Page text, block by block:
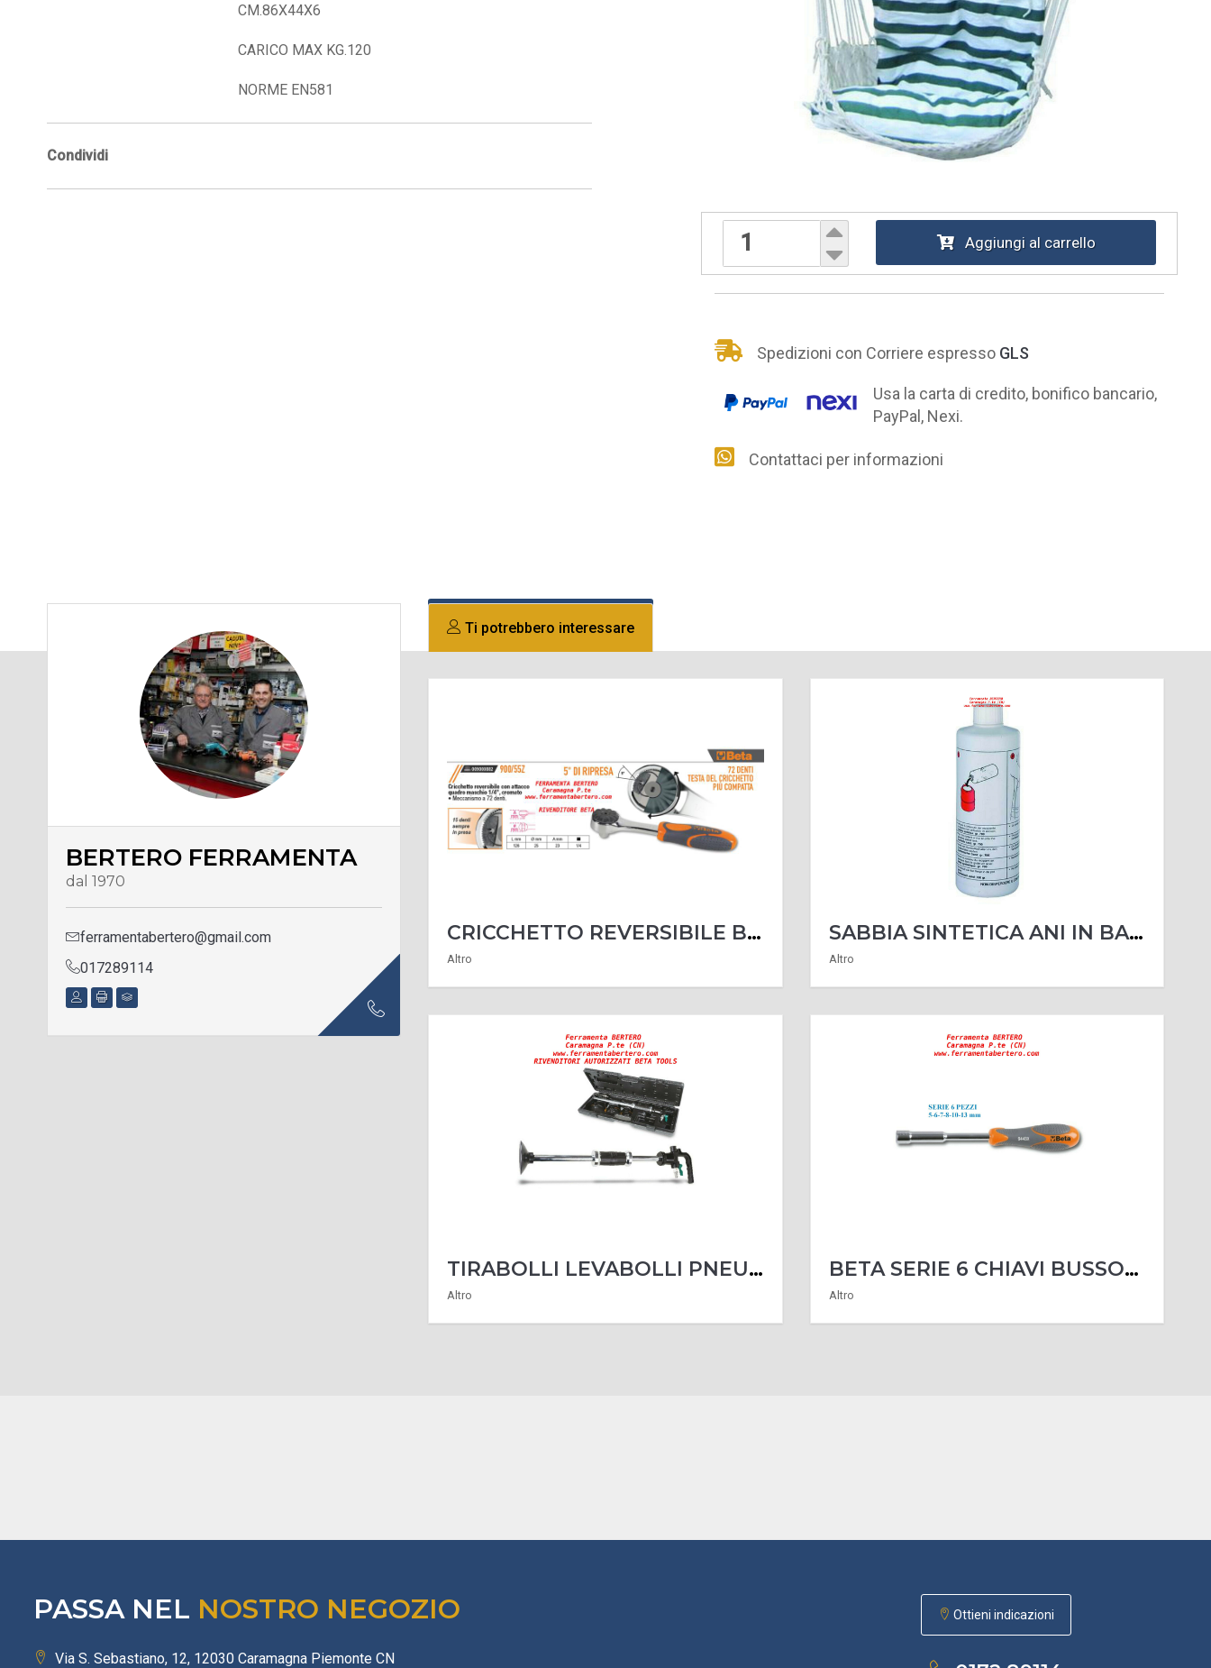
CM.86X44X6
CARICO MAX KG.120
NORME EN581
Condividi
Aggiungi al carrello
Spedizioni con Corriere espresso GLS
Usa la carta di credito, bonifico bancario,
PayPal, Nexi.
Contattaci per informazioni
BERTERO FERRAMENTA
dal 1970
ferramentabertero@gmail.com
017289114
Ti potrebbero interessare
CRICCHETTO REVERSIBILE BETA UTENSILI 900/55Z ATTACCO QUADRO MASCHIO 1/4" CROMATO
Altro
SABBIA SINTETICA ANI IN BARATTOLO GR. 700 PER PISTOLA SABBIATRICE SABBIATURA
Altro
TIRABOLLI LEVABOLLI PNEUMATICO A MASSA BATTENTE BETA UTENSILI 1366/K5
Altro
BETA SERIE 6 CHIAVI BUSSOLA ESAGONALE CON IMPUGNATURA A GIRAVITE ART. 944BX/D6
Altro
PASSA NEL NOSTRO NEGOZIO
Via S. Sebastiano, 12, 12030 Caramagna Piemonte CN
Ottieni indicazioni